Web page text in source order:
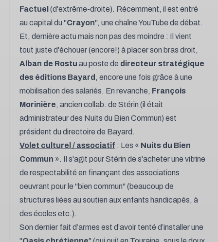
Factuel (d'extrême-droite). Récemment, il est entré
au capital du "Crayon", une chaîne YouTube de débat.
Et, dernière actu mais non pas des moindre : Il vient
tout juste d'échouer (encore!) à placer son bras droit,
Alban de Rostu au poste de directeur stratégique
des éditions Bayard , encore une fois grâce à une
mobilisation des salariés. En revanche, François
Morinière, ancien collab. de Stérin (il était
administrateur des Nuits du Bien Commun) est
président du directoire de Bayard.
Volet culturel / associatif : Les « Nuits du Bien
Commun ». Il s'agit pour Stérin de s'acheter une vitrine
de respectabilité en finançant des associations
oeuvrant pour le "bien commun" (beaucoup de
structures liées au soutien aux enfants handicapés, à
des écoles etc.).
Son dernier fait d’armes est d’avoir tenté d’installer une